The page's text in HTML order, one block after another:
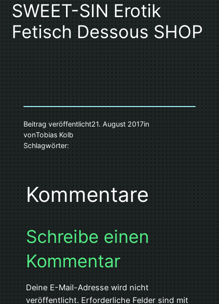
SWEET-SIN Erotik
Fetisch Dessous SHOP
Beitrag veröffentlicht21. August 2017in
vonTobias Kolb
Schlagwörter:
Kommentare
Schreibe einen
Kommentar
Deine E-Mail-Adresse wird nicht
veröffentlicht. Erforderliche Felder sind mit